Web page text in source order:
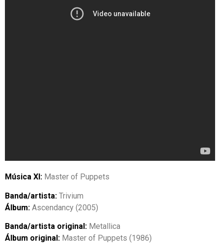
Música XI: Master of Puppets
Banda/artista: Trivium
Álbum: Ascendancy (2005)
Banda/artista original: Metallica
Álbum original: Master of Puppets (1986)